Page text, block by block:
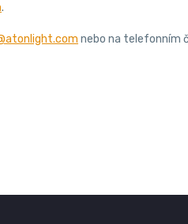
.
nebo na telefonním